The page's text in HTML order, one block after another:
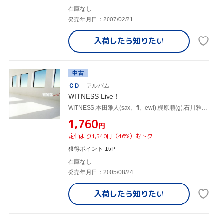
在庫なし
発売年月日：2007/02/21
入荷したら知りたい
中古
ＣＤ
アルバム
WITNESS Live！
WITNESS,本田雅人(sax、fl、ewi),梶原順(g),石川雅春(ds),グレッグ・リー(b),小野塚晃(key)
¥1,760円
定価より1,540円（46%）おトク
獲得ポイント 16P
在庫なし
発売年月日：2005/08/24
入荷したら知りたい